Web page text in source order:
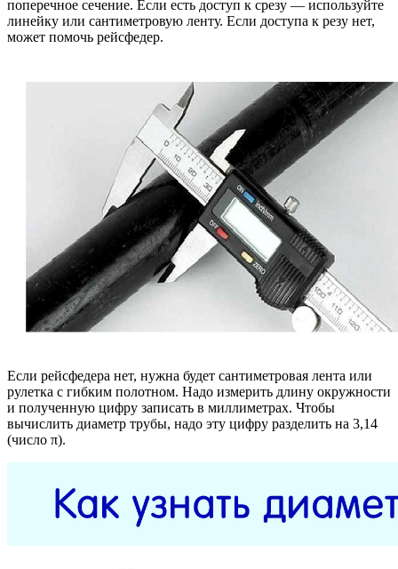
поперечное сечение. Если есть доступ к срезу — используйте
линейку или сантиметровую ленту. Если доступа к резу нет,
может помочь рейсфедер.
Если рейсфедера нет, нужна будет сантиметровая лента или
рулетка с гибким полотном. Надо измерить длину окружности
и полученную цифру записать в миллиметрах. Чтобы
вычислить диаметр трубы, надо эту цифру разделить на 3,14
(число π).